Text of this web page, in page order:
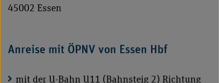
45002 Essen
Anreise mit ÖPNV von Essen Hbf
mit der U-Bahn U11 (Bahnsteig 2) Richtung